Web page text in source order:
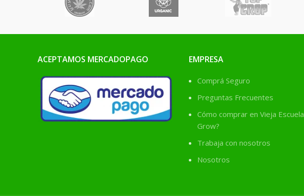
ACEPTAMOS MERCADOPAGO EMPRESA
Comprá Seguro
Preguntas Frecuentes
Cómo comprar en Vieja Escuela
Grow?
Trabaja con nosotros
Nosotros